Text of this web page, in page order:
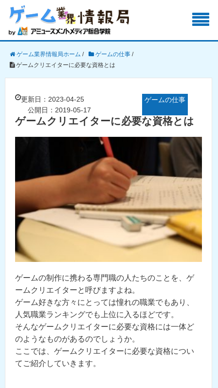
ゲーム業界情報局ホーム / ゲームの仕事 /
ゲームクリエイターに必要な資格とは
更新日：2023-04-25
公開日：2019-05-17
ゲームの仕事
ゲームクリエイターに必要な資格とは
ゲームの制作に携わる専門職の人たちのことを、ゲ
ームクリエイターと呼びますよね。
ゲーム好きな方々にとっては憧れの職業でもあり、
人気職業ランキングでも上位に入るほどです。
そんなゲームクリエイターに必要な資格には一体ど
のようなものがあるのでしょうか。
ここでは、ゲームクリエイターに必要な資格につい
てご紹介していきます。